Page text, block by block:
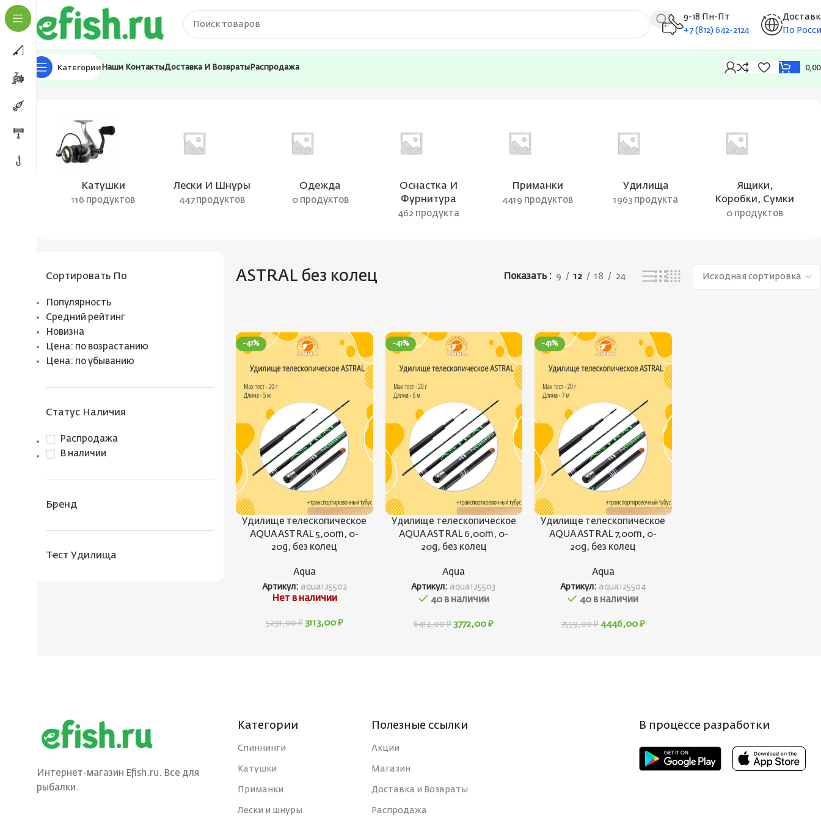
9-18 Пн-Пт
+7 (812) 642-2124
По
Категории Наши КонтактыДоставка И Возвраты Распродажа
Главная Товары с меткой “ASTRAL без колец”
Катушки
116 продуктов
Лески И Шнуры
447 продуктов
Одежда
0 продуктов
Оснастка И
Фурнитура
462 продукта
Приманки
4419 продуктов
Удилища
1963 продукта
Ящики,
Коробки, Сумки
0 продуктов
Сортировать По
Популярность
Средний рейтинг
Новизна
Цена: по возрастанию
Цена: по убыванию
Статус Наличия
Распродажа
В наличии
Бренд
Тест Удилища
ASTRAL без колец Показать 9 12 18 24
-41%
Удилище телескопическое
AQUA ASTRAL 5,00m, 0-
20g, без колец
Aqua
Артикул: aqua125502
Нет в наличии
5291,00₽ 3113,00 ₽
-41%
Удилище телескопическое
AQUA ASTRAL 6,00m, 0-
20g, без колец
Aqua
Артикул: aqua125503
40 в наличии
6412,00₽ 3772,00₽
-41%
Удилище телескопическое
AQUA ASTRAL 7,00m, 0-
20g, без колец
Aqua
Артикул: aqua125504
40 в наличии
7559,00₽ 4446,00₽
Интернет-магазин Efish.ru. Все для
рыбалки.
Категории
Спиннинги
Катушки
Приманки
Лески и шнуры
Полезные ссылки
Акции
Магазин
Доставка и Возвраты
Распродажа
В процессе разработки